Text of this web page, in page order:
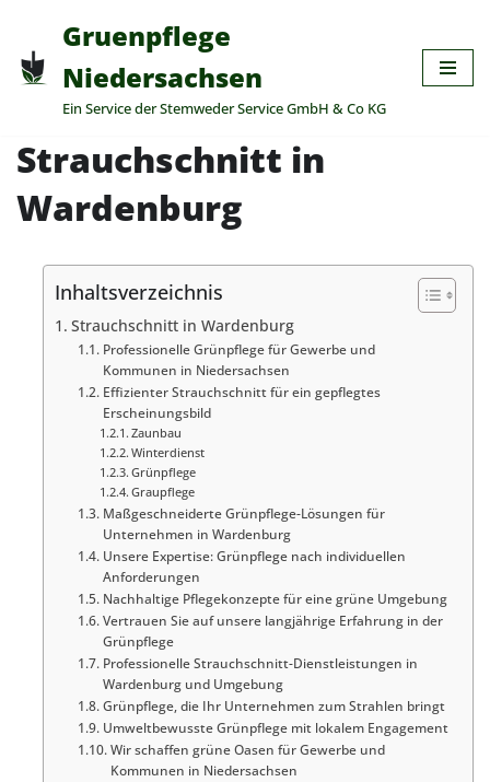
Zum
Inhalt
springen
Gruenpflege
Niedersachsen
Ein Service der Stemweder Service GmbH & Co KG
Strauchschnitt in
Wardenburg
Inhaltsverzeichnis
Strauchschnitt in Wardenburg
Professionelle Grünpflege für Gewerbe und
Kommunen in Niedersachsen
Effizienter Strauchschnitt für ein gepflegtes
Erscheinungsbild
Zaunbau
Winterdienst
Grünpflege
Graupflege
Maßgeschneiderte Grünpflege-Lösungen für
Unternehmen in Wardenburg
Unsere Expertise: Grünpflege nach individuellen
Anforderungen
Nachhaltige Pflegekonzepte für eine grüne Umgebung
Vertrauen Sie auf unsere langjährige Erfahrung in der
Grünpflege
Professionelle Strauchschnitt-Dienstleistungen in
Wardenburg und Umgebung
Grünpflege, die Ihr Unternehmen zum Strahlen bringt
Umweltbewusste Grünpflege mit lokalem Engagement
Wir schaffen grüne Oasen für Gewerbe und
Kommunen in Niedersachsen